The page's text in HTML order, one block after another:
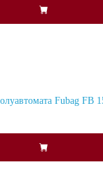
Fubag FB